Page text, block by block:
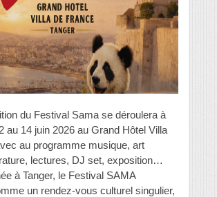
du Festival Sama se déroulera à
au 14 juin 2026 au Grand Hôtel Villa
au programme musique, art
lectures, DJ set, exposition…
à Tanger, le Festival SAMA
un rendez-vous culturel singulier,